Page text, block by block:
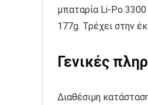
μπαταρία Li-Po 3300
177g. Τρέχει στην
Γενικές
Διαθέσιμη